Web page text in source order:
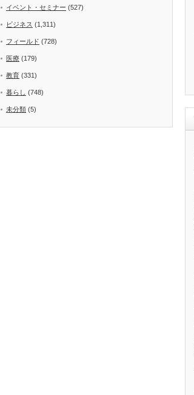
イベント・セミナー (527)
ビジネス (1,311)
フィールド (728)
医療 (179)
教育 (331)
暮らし (748)
未分類 (5)